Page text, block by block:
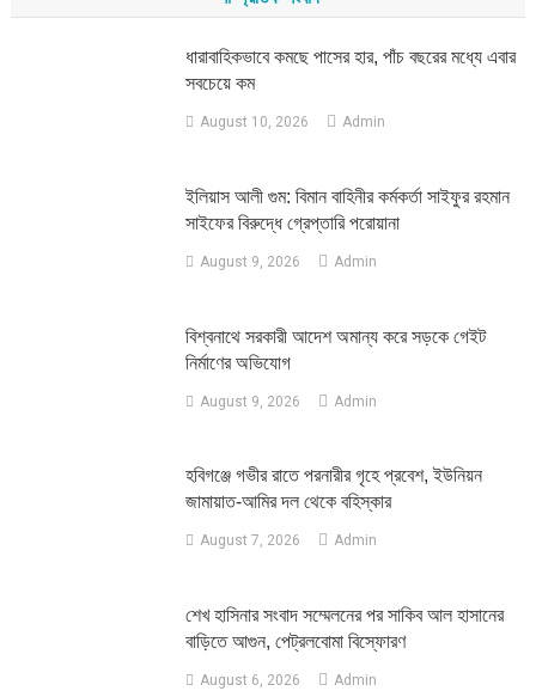
ধারাবাহিকভাবে কমছে পাসের হার, পাঁচ বছরের মধ্যে এবার
সবচেয়ে কম
August 10, 2026 Admin
ইলিয়াস আলী গুম: বিমান বাহিনীর কর্মকর্তা সাইফুর রহমান
সাইফের বিরুদ্ধে গ্রেপ্তারি পরোয়ানা
August 9, 2026 Admin
বিশ্বনাথে সরকারী আদেশ অমান্য করে সড়কে গেইট
নির্মাণের অভিযোগ
August 9, 2026 Admin
হবিগঞ্জে গভীর রাতে পরনারীর গৃহে প্রবেশ, ইউনিয়ন
জামায়াত-আমির দল থেকে বহিস্কার
August 7, 2026 Admin
শেখ হাসিনার সংবাদ সম্মেলনের পর সাকিব আল হাসানের
বাড়িতে আগুন, পেট্রলবোমা বিস্ফোরণ
August 6, 2026 Admin